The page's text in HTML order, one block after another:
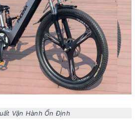
Vận Hành Ổn Định